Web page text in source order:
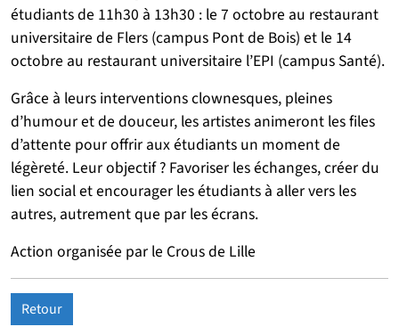
étudiants de 11h30 à 13h30 : le 7 octobre au restaurant
universitaire de Flers (campus Pont de Bois) et le 14
octobre au restaurant universitaire l’EPI (campus Santé).
Grâce à leurs interventions clownesques, pleines
d’humour et de douceur, les artistes animeront les files
d’attente pour offrir aux étudiants un moment de
légèreté. Leur objectif ? Favoriser les échanges, créer du
lien social et encourager les étudiants à aller vers les
autres, autrement que par les écrans.
Action organisée par le Crous de Lille
Retour